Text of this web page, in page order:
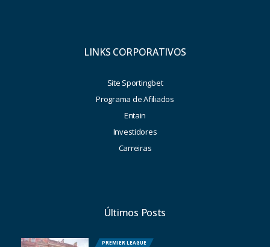
LINKS CORPORATIVOS
Site Sportingbet
Programa de Afiliados
Entain
Investidores
Carreiras
Últimos Posts
PREMIER LEAGUE